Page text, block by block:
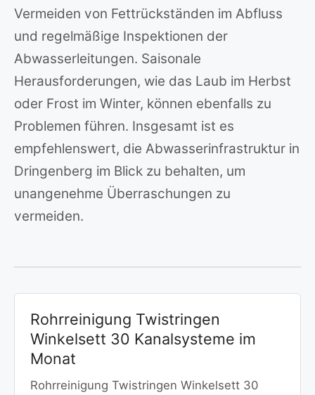
Vermeiden von Fettrückständen im Abfluss
und regelmäßige Inspektionen der
Abwasserleitungen. Saisonale
Herausforderungen, wie das Laub im Herbst
oder Frost im Winter, können ebenfalls zu
Problemen führen. Insgesamt ist es
empfehlenswert, die Abwasserinfrastruktur in
Dringenberg im Blick zu behalten, um
unangenehme Überraschungen zu
vermeiden.
Rohrreinigung Twistringen
Winkelsett 30 Kanalsysteme im
Monat
Rohrreinigung Twistringen Winkelsett 30